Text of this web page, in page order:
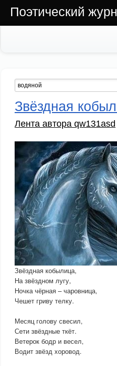
Поэтический
Звёздная
Лента автора qw131asd
Звёздная кобылица,
На звёздном лугу,
Ночка чёрная – чаровница,
Чешет гриву телку.
Месяц голову свесил,
Сети звёздные ткёт.
Ветерок бодр и весел,
Водит звёзд хоровод.